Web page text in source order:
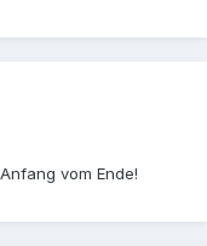
mich einen
ein. Über
dass sie mir
vom Ende!